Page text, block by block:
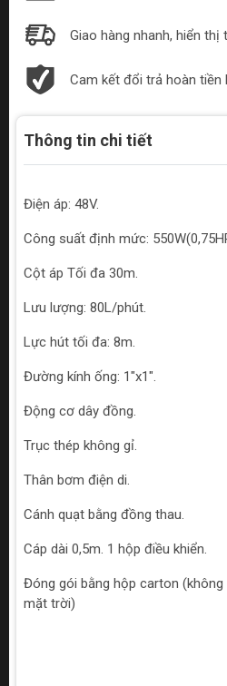
Giao hàng nhanh, hiển thị
Cam kết đổi trả hoàn tiền
Thông tin chi tiết
Điện áp: 48V.
Công suất định mức:
Cột áp Tối đa 30m.
Lưu lượng: 80L/phút.
Lực hút tối đa: 8m.
Đường kính ống: 1"x1".
Động cơ dây đồng.
Trục thép không gỉ.
Thân bơm điện di.
Cánh quạt bằng đồng thau.
Cáp dài 0,5m. 1 hộp điều khiển.
Đóng gói bằng hộp carton
mặt trời)